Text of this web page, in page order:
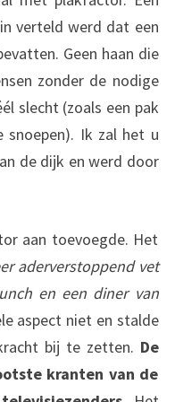
verteld werd dat een
Geen haan die
zonder de nodige
slecht (zoals een pak
Ik zal het u
de dijk en werd door
aan toevoegde. Het
aderverstoppend vet
en een diner van
aspect niet en stalde
bij te zetten. De
kranten van de